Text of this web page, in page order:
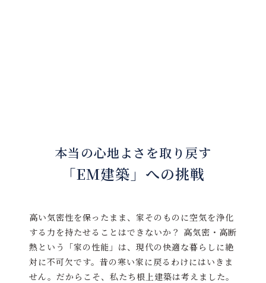
本当の心地よさを取り戻す
「EM建築」への挑戦
高い気密性を保ったまま、家そのものに空気を浄化
する力を持たせることはできないか？ 高気密・高断
熱という「家の性能」は、現代の快適な暮らしに絶
対に不可欠です。昔の寒い家に戻るわけにはいきま
せん。だからこそ、私たち根上建築は考えました。